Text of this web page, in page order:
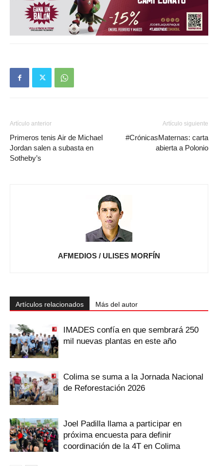
Artículo anterior
Primeros tenis Air de Michael
Jordan salen a subasta en
Sotheby’s
Artículo siguiente
#CrónicasMaternas: carta
abierta a Polonio
AFMEDIOS / ULISES MORFÍN
Artículos relacionados Más del autor
IMADES confía en que sembrará 250
mil nuevas plantas en este año
Colima se suma a la Jornada Nacional
de Reforestación 2026
Joel Padilla llama a participar en
próxima encuesta para definir
coordinación de la 4T en Colima